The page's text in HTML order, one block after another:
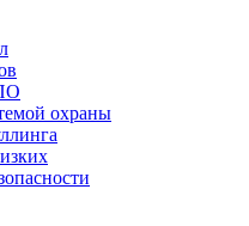
охраны